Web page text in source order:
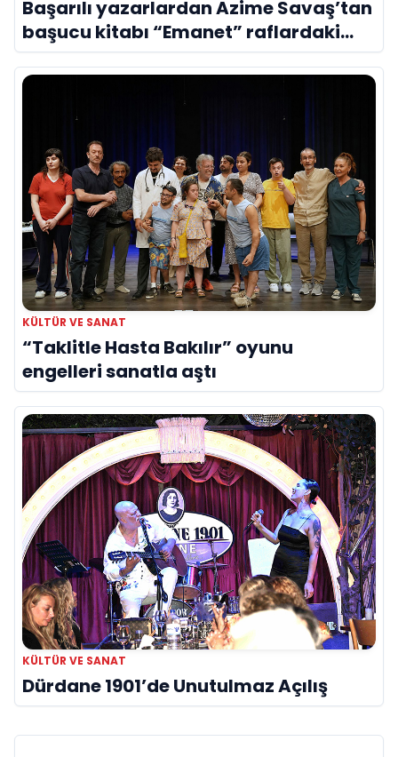
Başarılı yazarlardan Azime Savaş’tan
başucu kitabı “Emanet” raflardaki
yerini aldı
KÜLTÜR VE SANAT
“Taklitle Hasta Bakılır” oyunu
engelleri sanatla aştı
KÜLTÜR VE SANAT
Dürdane 1901’de Unutulmaz Açılış